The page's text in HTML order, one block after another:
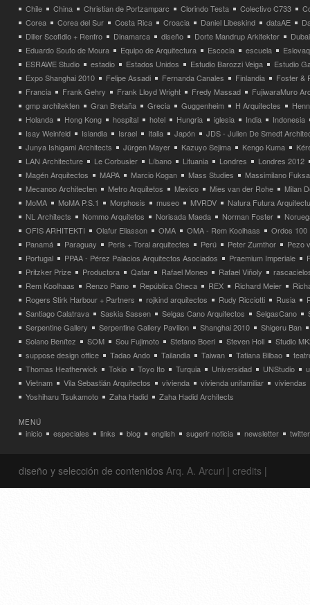
Chile
China Christian de Portzamparc Clorindo Testa Colectivo C733
Corea
Corea del Sur Costa Rica Croacia Daniel Libeskind dataAE
Diller Scofidio + Renfro
Dinamarca diseño Dorte Mandrup Arkitekter
Dubai
Eduardo Souto de Moura
Equipo de Arquitectura Escocia escuela
ESRAWE Studio
estadio Estados Unidos Estudio Barozzi Veiga
Estudio
Expo Shanghai 2010
Felipe Assadi Fernanda Canales Finlandia
Foster &
Francia
Frank Gehry Frank Lloyd Wright Fredy Massad
FujiwaraMuro
gmp architekten
Gran Bretaña Grecia Guggenheim H Arquitectes
Holanda
Hong Kong hospital hotel Hungria iglesia India
Indonesia
Isay Weinfeld
Islandia Israel Italia Japón
JDS - Julien De Smedt
Junya Ishigami Architects
Jürgen Mayer Kazuyo Sejima Kengo Kuma
LAN Architecture
Le Corbusier Líbano Lituania Londres
Londres 2012
Magén Arquitectos
MAPA Marcio Kogan Mass Studies
Massimilano
Mecanoo Architecten
Metro Arquitetos Mexico Mies van der Rohe
Milan
MoMA
MoMA P.S.1 Morphosis museo MVRDV
Natura Futura
NL Architects
Nommo Arquitetos Norisada Maeda Norman Foster
OFIS ARHITEKTI
Olafur Eliasson OMA OMA - Rem Koolhaas
Ordos 100
Panamá
Paraguay Peris + Toral arquitectes Perú Peter Zumthor
Pezo
Portugal
PPAA - Pérez Palacios Arquitectos Asociados Praemium Imperiale
Pritzker Prize
Productora Qatar Rafael Moneo Rafael Viñoly
Rem Koolhaas
Renzo Piano República Checa REX Richard Meier
Rogers Stirk Harbour + Partners
rojkind arquitectos Rudy Ricciotti Rusia
Santiago Calatrava
Saskia Sassen Selgas Cano Arquitectos SelgasCano
Serpentine Gallery
Serpentine Gallery Pavilion Shanghai 2010
Shigeru Ban
Solano Benítez
SOM Sou Fujimoto Stefano Boeri Steven Holl
Studio
suppose design office
Tadao Ando Tailandia Taiwan Tatiana Bilbao
Thomas Heatherwick
Tokio Toyo Ito Turquia Universidad UNStudio
Vietnam
Vila Sebastián Arquitectos vivienda vivienda unifamiliar
viviendas
Yoshiharu Tsukamoto
Zaha Hadid Zaha Hadid Architects
MENÚ
inicio especiales links blog english sugerir noticia newsletter twitter
diseño y selección de contenidos Arq. A. Arcuri | credits |